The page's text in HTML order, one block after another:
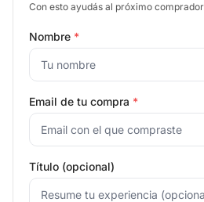
Con esto ayudás al próximo
Nombre *
Email de tu compra *
Título (opcional)